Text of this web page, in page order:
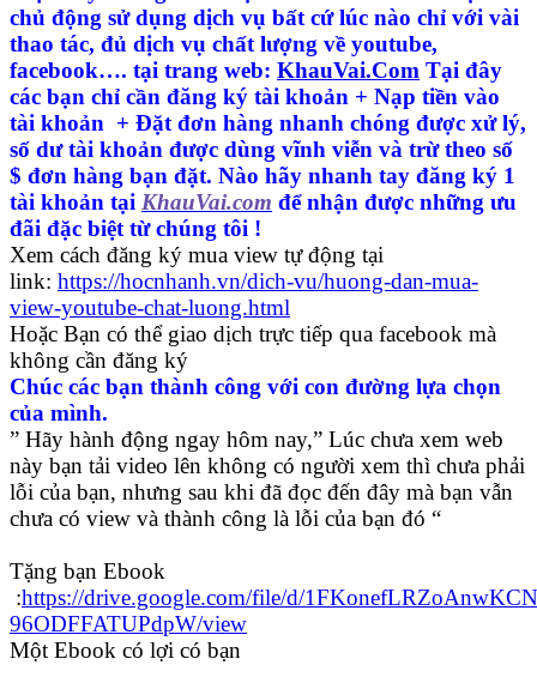
chủ động sử dụng dịch vụ bất cứ lúc nào chỉ với vài
thao tác, đủ dịch vụ chất lượng về youtube,
facebook…. tại trang web: KhauVai.Com Tại đây
các bạn chỉ cần đăng ký tài khoản + Nạp tiền vào
tài khoản + Đặt đơn hàng nhanh chóng được xử lý,
số dư tài khoản được dùng vĩnh viễn và trừ theo số
$ đơn hàng bạn đặt. Nào hãy nhanh tay đăng ký 1
tài khoản tại KhauVai.com để nhận được những ưu
đãi đặc biệt từ chúng tôi !
Xem cách đăng ký mua view tự động tại
link: https://hocnhanh.vn/dich-vu/huong-dan-mua-
view-youtube-chat-luong.html
Hoặc Bạn có thể giao dịch trực tiếp qua facebook mà
không cần đăng ký
Chúc các bạn thành công với con đường lựa chọn
của mình.
” Hãy hành động ngay hôm nay,” Lúc chưa xem web
này bạn tải video lên không có người xem thì chưa phải
lỗi của bạn, nhưng sau khi đã đọc đến đây mà bạn vẫn
chưa có view và thành công là lỗi của bạn đó “
Tặng bạn Ebook
:https://drive.google.com/file/d/
96ODFFATUPdpW/view
Một Ebook có lợi có bạn